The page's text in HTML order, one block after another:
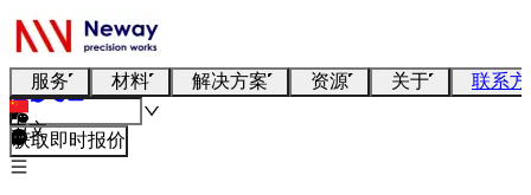
服务 材料 解决方案 资源 关于 联系
中文
获取即时报价